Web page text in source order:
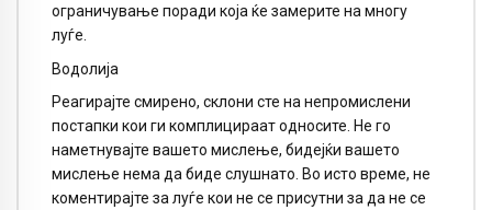
ограничување поради која ќе замерите на многу
луѓе.
Водолија
Реагирајте смирено, склони сте на непромислени
постапки кои ги комплицираат односите. Не го
наметнувајте вашето мислење, бидејќи вашето
мислење нема да биде слушнато. Во исто време, не
коментирајте за луѓе кои не се присутни за да не се